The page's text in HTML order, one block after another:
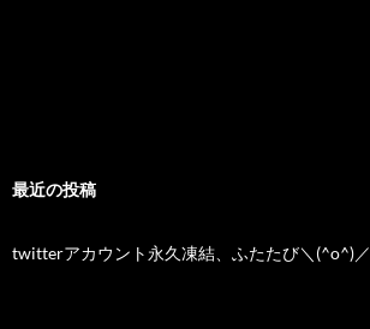
最近の投稿
twitterアカウント永久凍結、ふたたび＼(^o^)／